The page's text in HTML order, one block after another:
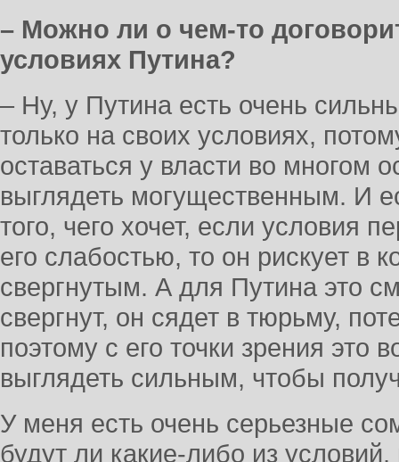
– Можно ли о чем-то
условиях Путина?
– Ну, у Путина есть очень
только на своих условиях,
оставаться у власти во многом
выглядеть могущественным. И
того, чего хочет, если условия
его слабостью, то он рискует в
свергнутым. А для Путина это
свергнут, он сядет в тюрьму,
поэтому с его точки зрения это
выглядеть сильным, чтобы
У меня есть очень серьезные
будут ли какие-либо из